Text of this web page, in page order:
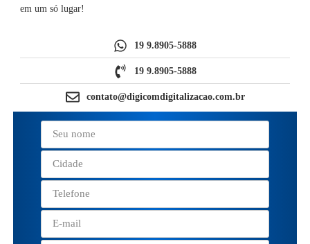
em um só lugar!
19 9.8905-5888
19 9.8905-5888
contato@digicomdigitalizacao.com.br